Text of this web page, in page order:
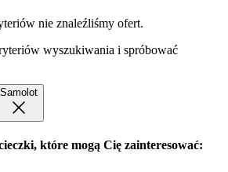
nie znaleźliśmy ofert.
wyszukiwania i spróbować
Samolot
które mogą Cię zainteresować: